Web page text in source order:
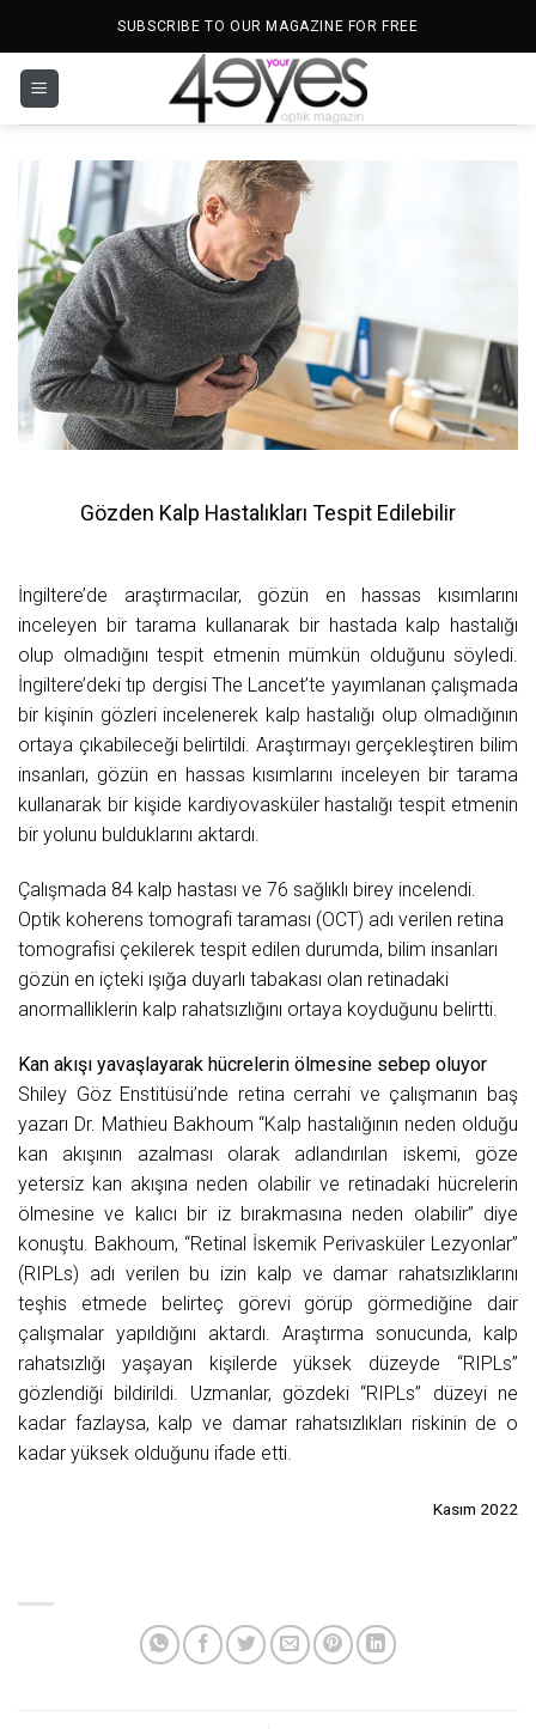
SUBSCRIBE TO OUR MAGAZINE FOR FREE
Gözden Kalp Hastalıkları Tespit Edilebilir
İngiltere’de araştırmacılar, gözün en hassas kısımlarını
inceleyen bir tarama kullanarak bir hastada kalp hastalığı
olup olmadığını tespit etmenin mümkün olduğunu söyledi.
İngiltere’deki tıp dergisi The Lancet’te yayımlanan çalışmada
bir kişinin gözleri incelenerek kalp hastalığı olup olmadığının
ortaya çıkabileceği belirtildi. Araştırmayı gerçekleştiren bilim
insanları, gözün en hassas kısımlarını inceleyen bir tarama
kullanarak bir kişide kardiyovasküler hastalığı tespit etmenin
bir yolunu bulduklarını aktardı.
Çalışmada 84 kalp hastası ve 76 sağlıklı birey incelendi.
Optik koherens tomografi taraması (OCT) adı verilen retina
tomografisi çekilerek tespit edilen durumda, bilim insanları
gözün en içteki ışığa duyarlı tabakası olan retinadaki
anormalliklerin kalp rahatsızlığını ortaya koyduğunu belirtti.
Kan akışı yavaşlayarak hücrelerin ölmesine sebep oluyor
Shiley Göz Enstitüsü’nde retina cerrahi ve çalışmanın baş
yazarı Dr. Mathieu Bakhoum “Kalp hastalığının neden olduğu
kan akışının azalması olarak adlandırılan iskemi, göze
yetersiz kan akışına neden olabilir ve retinadaki hücrelerin
ölmesine ve kalıcı bir iz bırakmasına neden olabilir” diye
konuştu. Bakhoum, “Retinal İskemik Perivasküler Lezyonlar”
(RIPLs) adı verilen bu izin kalp ve damar rahatsızlıklarını
teşhis etmede belirteç görevi görüp görmediğine dair
çalışmalar yapıldığını aktardı. Araştırma sonucunda, kalp
rahatsızlığı yaşayan kişilerde yüksek düzeyde “RIPLs”
gözlendiği bildirildi. Uzmanlar, gözdeki “RIPLs” düzeyi ne
kadar fazlaysa, kalp ve damar rahatsızlıkları riskinin de o
kadar yüksek olduğunu ifade etti.
Kasım 2022